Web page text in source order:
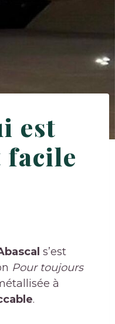
est
facile
s’est
Pour toujours
à
.